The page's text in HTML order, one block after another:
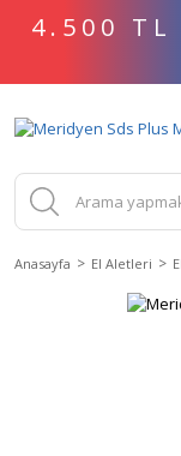
4.500 TL
Anasayfa El Aletleri